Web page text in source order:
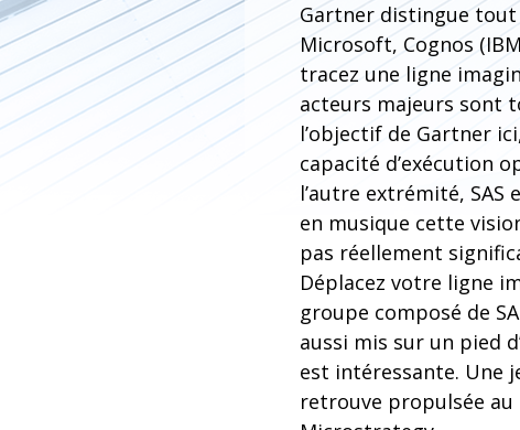
Gartner distingue tout
Microsoft, Cognos
tracez une ligne
acteurs majeurs sont
l’objectif de Gartner
capacité d’exécution
l’autre extrémité,
en musique cette
pas réellement
Déplacez votre ligne
groupe composé de
aussi mis sur un pied
est intéressante. Une
retrouve propulsée